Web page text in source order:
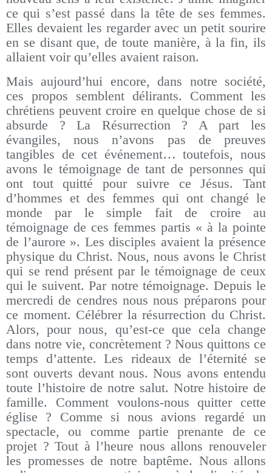
ce qui s’est passé dans la tête de ses femmes.
Elles devaient les regarder avec un petit sourire
en se disant que, de toute manière, à la fin, ils
allaient voir qu’elles avaient raison.
Mais aujourd’hui encore, dans notre société,
ces propos semblent délirants. Comment les
chrétiens peuvent croire en quelque chose de si
absurde ? La Résurrection ? A part les
évangiles, nous n’avons pas de preuves
tangibles de cet événement… toutefois, nous
avons le témoignage de tant de personnes qui
ont tout quitté pour suivre ce Jésus. Tant
d’hommes et des femmes qui ont changé le
monde par le simple fait de croire au
témoignage de ces femmes partis « à la pointe
de l’aurore ». Les disciples avaient la présence
physique du Christ. Nous, nous avons le Christ
qui se rend présent par le témoignage de ceux
qui le suivent. Par notre témoignage. Depuis le
mercredi de cendres nous nous préparons pour
ce moment. Célébrer la résurrection du Christ.
Alors, pour nous, qu’est-ce que cela change
dans notre vie, concrètement ? Nous quittons ce
temps d’attente. Les rideaux de l’éternité se
sont ouverts devant nous. Nous avons entendu
toute l’histoire de notre salut. Notre histoire de
famille. Comment voulons-nous quitter cette
église ? Comme si nous avions regardé un
spectacle, ou comme partie prenante de ce
projet ? Tout à l’heure nous allons renouveler
les promesses de notre baptême. Nous allons